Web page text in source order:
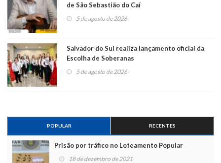
de São Sebastião do Caí
5 de agosto de 2026
Salvador do Sul realiza lançamento oficial da
Escolha de Soberanas
5 de agosto de 2026
POPULAR RECENTES
Prisão por tráfico no Loteamento Popular
18 de dezembro de 2021